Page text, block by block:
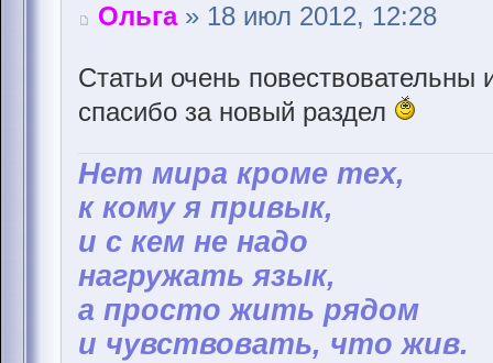
Ольга» 18 июл 2012, 12:28
Статьи очень повествовательны
спасибо за новый раздел
Hет мира кроме тех,
к кому я привык,
и с кем не надо
нагружать язык,
а просто жить рядом
и чувствовать, что жив.